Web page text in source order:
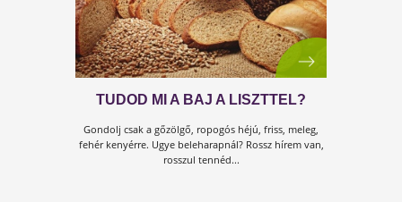
Nagyon fontos, hogy időben felismerjük a
problémát, hiszen ha nem tesszük...